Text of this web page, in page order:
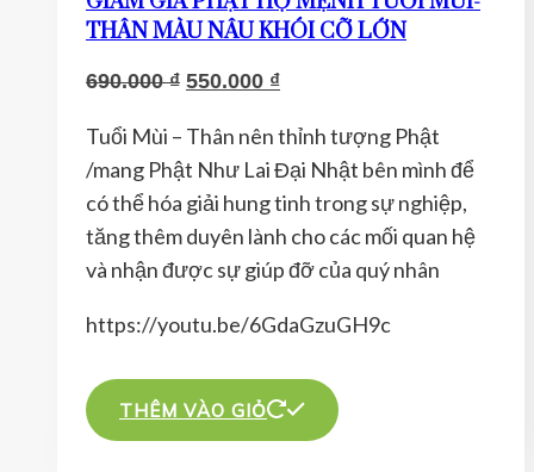
THÂN MÀU NÂU KHÓI CỠ LỚN
690.000₫ Giá
là:
690.000 ₫.
550.000 ₫Giá
tại
là:
550.000 ₫.
Tuổi Mùi – Thân nên thỉnh tượng Phật
/mang Phật Như Lai Đại Nhật bên mình để
có thể hóa giải hung tinh trong sự nghiệp,
tăng thêm duyên lành cho các mối quan hệ
và nhận được sự giúp đỡ của quý nhân
https://youtu.be/6GdaGzuGH9c
THÊM VÀO GIỎ